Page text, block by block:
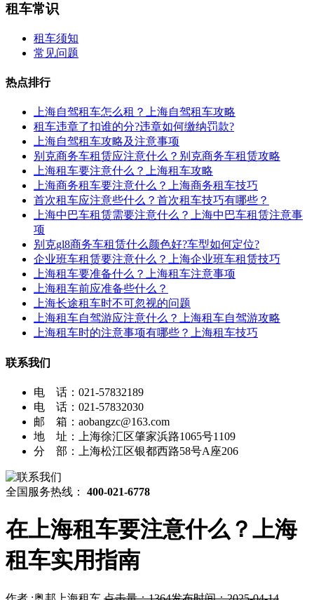
租车常识
租车须知
常见问题
热点排行
上海自驾租车怎么租？上海自驾租车攻略
租车违章了扣谁的分?违章如何缴纳罚款?
上海自驾租车攻略及注意事项
别克商务车租赁应注意什么？别克商务车租赁攻略
上海租车要注意什么？上海租车攻略
上海商务租车要注意什么？上海商务租车技巧
首次租车应注意些什么？首次租车技巧有哪些？
上海中巴车租赁需要注意什么？上海中巴车租赁注意事
项
别克gl8商务车租赁什么颜色好?车型如何定位?
企业班车租赁要注意什么？上海企业班车租赁技巧
上海租车要准备什么？上海租车注意事项
上海租车前应准备些什么？
上海长途租车时不可忽视的问题
上海租车自驾游应注意什么？上海租车自驾游攻略
上海租车时的注意事项有哪些？上海租车技巧
联系我们
电 话：021-57832189
电 话：021-57832030
邮 箱：aobangzc@163.com
地 址：上海徐汇区肇家浜路1065号1109
分 部：上海松江区银都西路58号A座206
全国服务热线： 400-021-6778
在上海租车要注意什么？上海
租车实用指南